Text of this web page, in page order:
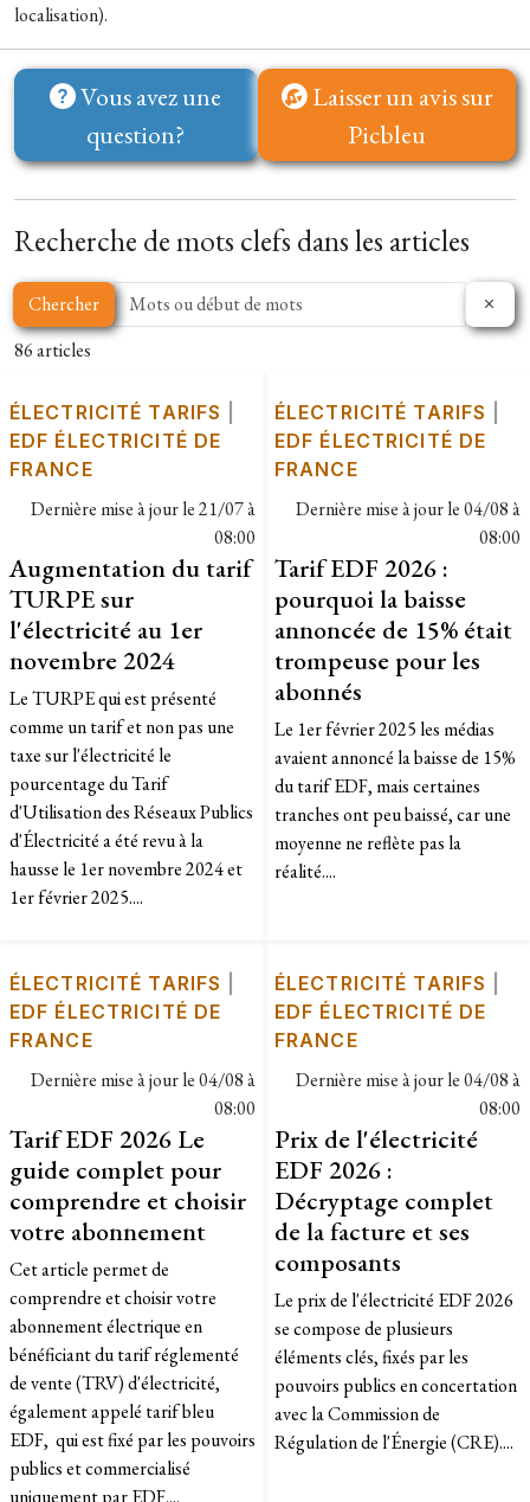
localisation).
Vous avez une
question?
Laisser un avis sur
Picbleu
Recherche de mots clefs dans les articles
Chercher
86 articles
ÉLECTRICITÉ TARIFS
EDF ÉLECTRICITÉ DE
FRANCE
Dernière mise à jour le21/07 à
08:00
Augmentation du tarif
TURPE sur
l'électricité au 1er
novembre 2024
Le TURPE qui est présenté
comme un tarif et non pas une
taxe sur l'électricité le
pourcentage du Tarif
d'Utilisation des Réseaux Publics
d'Électricité a été revu à la
hausse le 1er novembre 2024 et
1er février 2025....
ÉLECTRICITÉ TARIFS
EDF ÉLECTRICITÉ DE
FRANCE
Dernière mise à jour le04/08 à
08:00
Tarif EDF 2026 :
pourquoi la baisse
annoncée de 15% était
trompeuse pour les
abonnés
Le 1er février 2025 les médias
avaient annoncé la baisse de 15%
du tarif EDF, mais certaines
tranches ont peu baissé, car une
moyenne ne reflète pas la
réalité....
ÉLECTRICITÉ TARIFS
EDF ÉLECTRICITÉ DE
FRANCE
Dernière mise à jour le04/08 à
08:00
Tarif EDF 2026 Le
guide complet pour
comprendre et choisir
votre abonnement
Cet article permet de
comprendre et choisir votre
abonnement électrique en
bénéficiant du tarif réglementé
de vente (TRV) d'électricité,
également appelé tarif bleu
EDF, qui est fixé par les pouvoirs
publics et commercialisé
uniquement par EDF....
ÉLECTRICITÉ TARIFS
EDF ÉLECTRICITÉ DE
FRANCE
Dernière mise à jour le04/08 à
08:00
Prix de l'électricité
EDF 2026 :
Décryptage complet
de la facture et ses
composants
Le prix de l'électricité EDF 2026
se compose de plusieurs
éléments clés, fixés par les
pouvoirs publics en concertation
avec la Commission de
Régulation de l'Énergie (CRE)....